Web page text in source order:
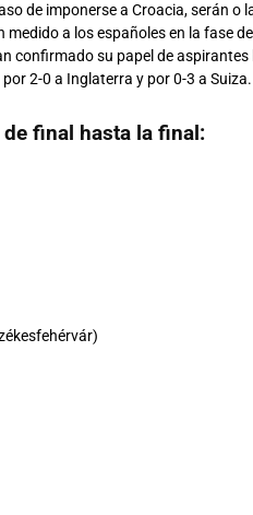
de imponerse a Croacia, serán o
medido a los españoles en la fase
confirmado su papel de aspirantes
2-0 a Inglaterra y por 0-3 a Suiza.
final hasta la final: